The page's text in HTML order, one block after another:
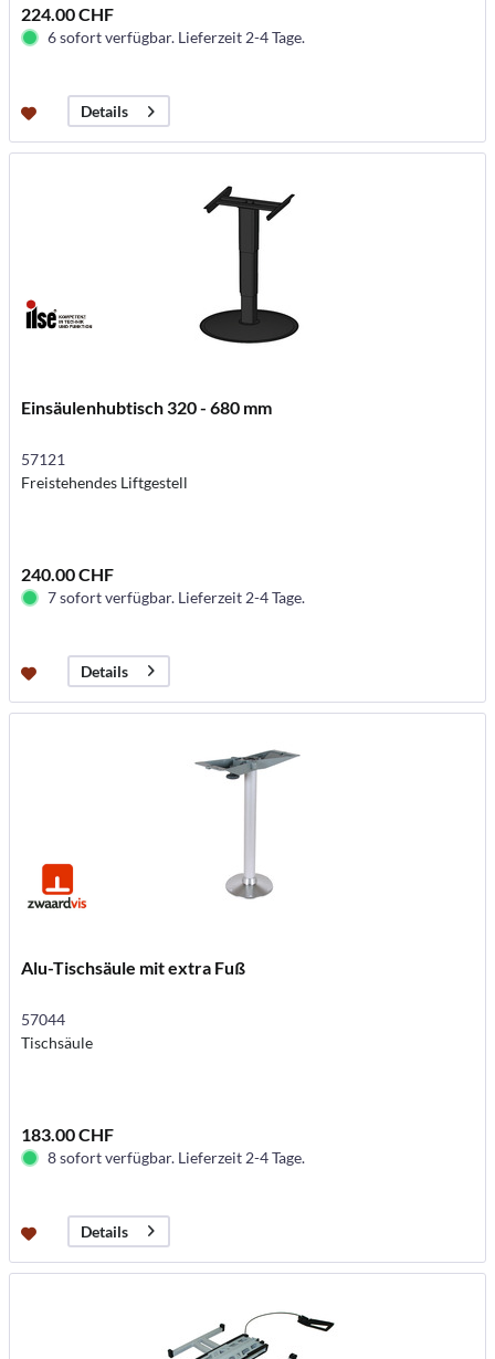
224.00 CHF
6 sofort verfügbar. Lieferzeit 2-4 Tage.
Details
Einsäulenhubtisch 320 - 680 mm
57121
Freistehendes Liftgestell
240.00 CHF
7 sofort verfügbar. Lieferzeit 2-4 Tage.
Details
Alu-Tischsäule mit extra Fuß
57044
Tischsäule
183.00 CHF
8 sofort verfügbar. Lieferzeit 2-4 Tage.
Details